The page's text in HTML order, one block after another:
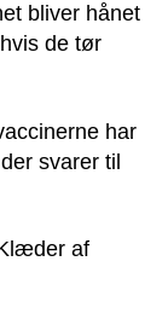
bliver hånet
de tør
har
svarer til
af